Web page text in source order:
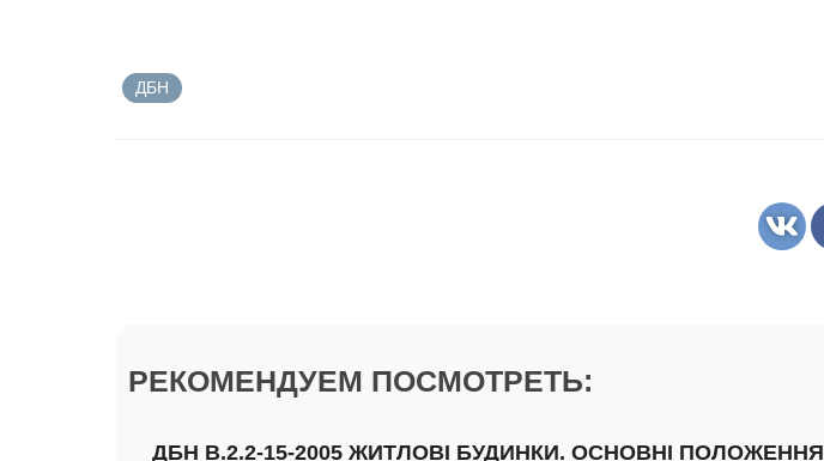
ДБН
РЕКОМЕНДУЕМ ПОСМОТРЕТЬ:
ДБН В.2.2-15-2005 ЖИТЛОВІ БУДИНКИ. ОСНОВНІ ПОЛОЖЕННЯ